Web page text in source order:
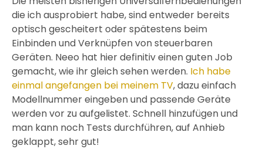
die ich ausprobiert habe, sind entweder bereits
optisch gescheitert oder spätestens beim
Einbinden und Verknüpfen von steuerbaren
Geräten. Neeo hat hier definitiv einen guten Job
gemacht, wie ihr gleich sehen werden. Ich habe
einmal angefangen bei meinem TV, dazu einfach
Modellnummer eingeben und passende Geräte
werden vor zu aufgelistet. Schnell hinzufügen und
man kann noch Tests durchführen, auf Anhieb
geklappt, sehr gut!